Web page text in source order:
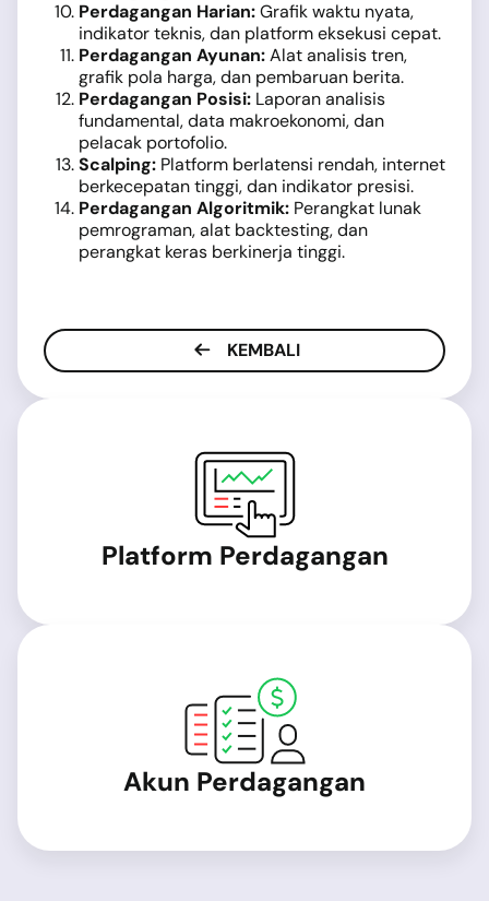
Perdagangan Harian:Grafik waktu nyata,
indikator teknis, dan platform eksekusi cepat.
Perdagangan Ayunan:Alat analisis tren,
grafik pola harga, dan pembaruan berita.
Perdagangan Posisi: Laporan analisis
fundamental, data makroekonomi, dan
pelacak portofolio.
Scalping: Platform berlatensi rendah, internet
berkecepatan tinggi, dan indikator presisi.
Perdagangan Algoritmik: Perangkat lunak
pemrograman, alat backtesting, dan
perangkat keras berkinerja tinggi.
KEMBALI
Platform Perdagangan
Akun Perdagangan